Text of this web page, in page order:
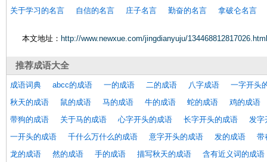
关于学习的名言
自信的名言 庄子名言 勤奋的名言 拿破仑名言
本文地址： http://www.newxue.com/jingdianyuju/134468812817026.html
推荐成语大全
成语词典 abcc的成语 一的成语 二的成语 八字成语
一字开头
秋天的成语
鼠的成语 马的成语 牛的成语 蛇的成语
鸡的成语
带狗的成语
关于马的成语 心字开头的成语 长字开头的成语
发字
一开头的成语
千什么万什么的成语 意字开头的成语 发的成语
带
龙的成语
然的成语 手的成语 描写秋天的成语
含有近义词的成语